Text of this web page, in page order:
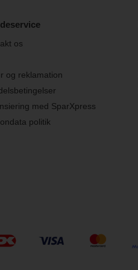
os
og reklamation
med SparXpress
politik